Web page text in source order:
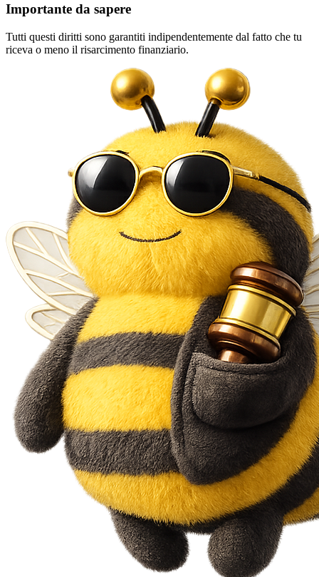
Importante da sapere
Tutti questi diritti sono garantiti indipendentemente dal fatto che tu
riceva o meno il risarcimento finanziario.